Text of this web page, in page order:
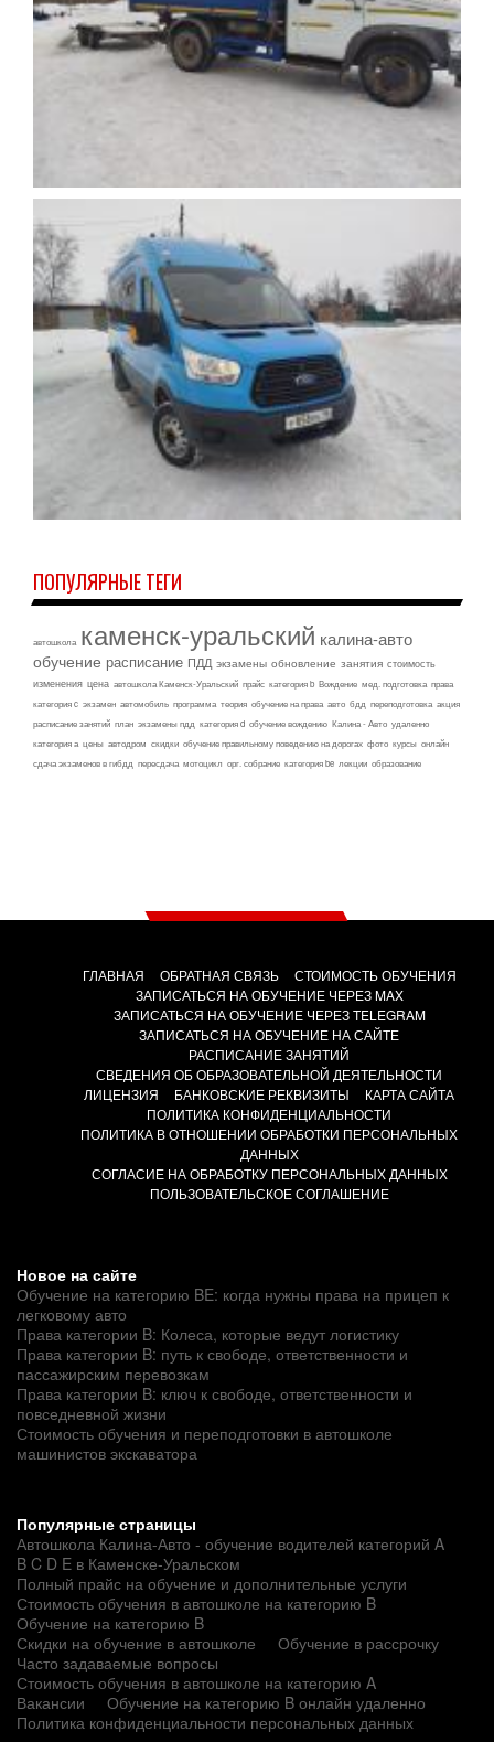
ПОПУЛЯРНЫЕ ТЕГИ
автошкола каменск-уральский калина-авто
обучение расписание ПДД экзамены обновление занятия стоимость
изменения цена автошкола Каменск-Уральский прайс категория b Вождение мед. подготовка права
категория c экзамен автомобиль программа теория обучение на права авто бдд переподготовка акция
расписание занятий план экзамены пдд категория d обучение вождению Калина - Авто удаленно
категория а цены автодром скидки обучение правильному поведению на дорогах фото курсы онлайн
сдача экзаменов в гибдд пересдача мотоцикл орг. собрание категория be лекции образование
ГЛАВНАЯ ОБРАТНАЯ СВЯЗЬ
СТОИМОСТЬ ОБУЧЕНИЯ
ЗАПИСАТЬСЯ НА ОБУЧЕНИЕ ЧЕРЕЗ MAX
ЗАПИСАТЬСЯ НА ОБУЧЕНИЕ ЧЕРЕЗ TELEGRAM
ЗАПИСАТЬСЯ НА ОБУЧЕНИЕ НА САЙТЕ
РАСПИСАНИЕ ЗАНЯТИЙ
СВЕДЕНИЯ ОБ ОБРАЗОВАТЕЛЬНОЙ ДЕЯТЕЛЬНОСТИ
ЛИЦЕНЗИЯ
БАНКОВСКИЕ РЕКВИЗИТЫ
КАРТА САЙТА
ПОЛИТИКА КОНФИДЕНЦИАЛЬНОСТИ
ПОЛИТИКА В ОТНОШЕНИИ ОБРАБОТКИ ПЕРСОНАЛЬНЫХ
ДАННЫХ
СОГЛАСИЕ НА ОБРАБОТКУ ПЕРСОНАЛЬНЫХ ДАННЫХ
ПОЛЬЗОВАТЕЛЬСКОЕ СОГЛАШЕНИЕ
Новое на сайте
Обучение на категорию BE: когда нужны права на прицеп к
легковому авто
Права категории B: Колеса, которые ведут логистику
Права категории B: путь к свободе, ответственности и
пассажирским перевозкам
Права категории B: ключ к свободе, ответственности и
повседневной жизни
Стоимость обучения и переподготовки в автошколе
машинистов экскаватора
Популярные страницы
Автошкола Калина-Авто - обучение водителей категорий A
B C D E в Каменске-Уральском
Полный прайс на обучение и дополнительные услуги
Стоимость обучения в автошколе на категорию B
Обучение на категорию B
Скидки на обучение в автошколе
Обучение в рассрочку
Часто задаваемые вопросы
Стоимость обучения в автошколе на категорию A
Вакансии
Обучение на категорию B онлайн удаленно
Политика конфиденциальности персональных данных